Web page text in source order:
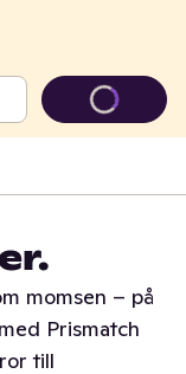
momsen – på
Prismatch
till